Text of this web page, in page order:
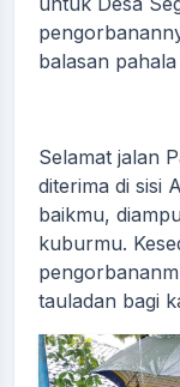
balasan
Selamat jalan
diterima di sisi
baikmu,
kuburmu.
tauladan bagi